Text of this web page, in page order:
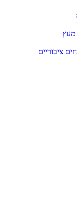
מעץ
ציבוריים